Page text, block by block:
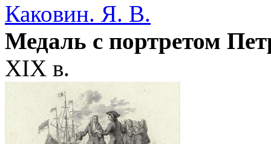
Каковин. Я. В.
Медаль с портретом
XIX в.